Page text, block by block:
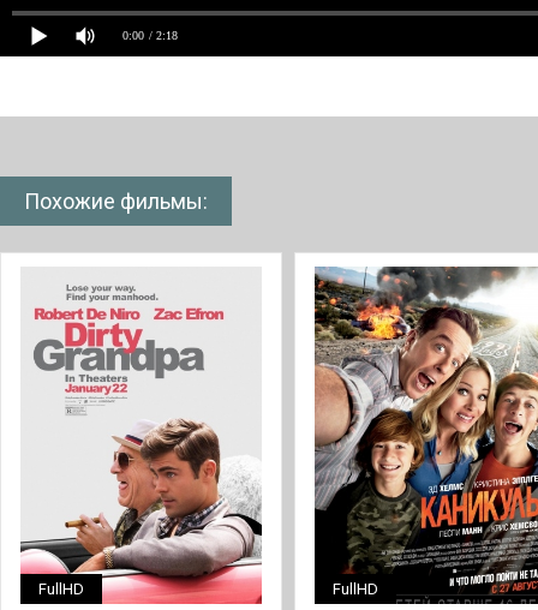
0:00 / 2:18
Похожие фильмы:
FullHD FullHD